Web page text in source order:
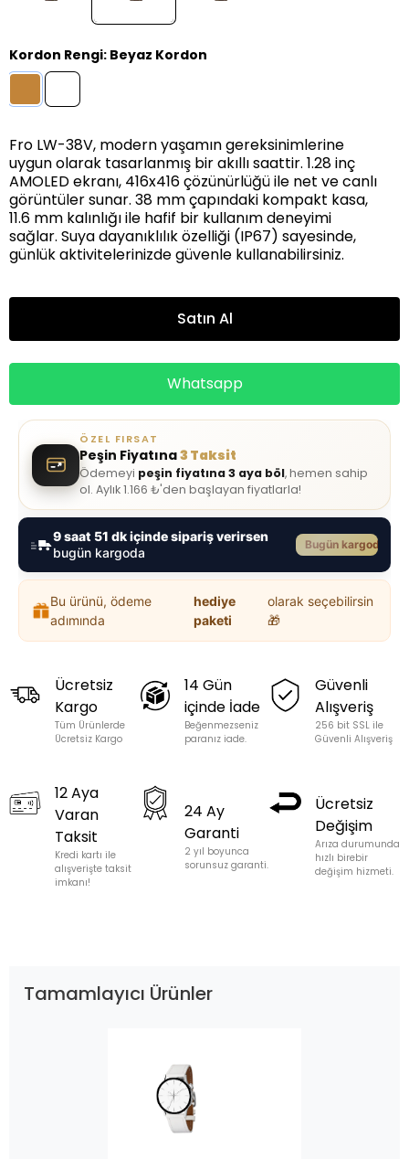
Kordon Rengi: Beyaz Kordon
Fro LW-38V, modern yaşamın gereksinimlerine
uygun olarak tasarlanmış bir akıllı saattir. 1.28 inç
AMOLED ekranı, 416x416 çözünürlüğü ile net ve canlı
görüntüler sunar. 38 mm çapındaki kompakt kasa,
11.6 mm kalınlığı ile hafif bir kullanım deneyimi
sağlar. Suya dayanıklılık özelliği (IP67) sayesinde,
günlük aktivitelerinizde güvenle kullanabilirsiniz.
Satın Al
Whatsapp
ÖZEL FIRSAT
Peşin Fiyatına3 Taksit
Ödemeyi peşin fiyatına 3 aya böl, hemen sahip
ol. Aylık 1.166 ₺'den başlayan fiyatlarla!
9 saat 51 dk içinde sipariş verirsen
bugün kargoda
Bugün kargoda
Bu ürünü, ödeme
adımında
hediye
paketi
olarak seçebilirsin
🎁
Ücretsiz
Kargo
Tüm Ürünlerde
Ücretsiz Kargo
14 Gün
içinde İade
Beğenmezseniz
paranız iade.
Güvenli
Alışveriş
256 bit SSL ile
Güvenli Alışveriş
12 Aya
Varan
Taksit
Kredi kartı ile
alışverişte taksit
imkanı!
24 Ay
Garanti
2 yıl boyunca
sorunsuz garanti.
Ücretsiz
Değişim
Arıza durumunda
hızlı birebir
değişim hizmeti.
Tamamlayıcı Ürünler